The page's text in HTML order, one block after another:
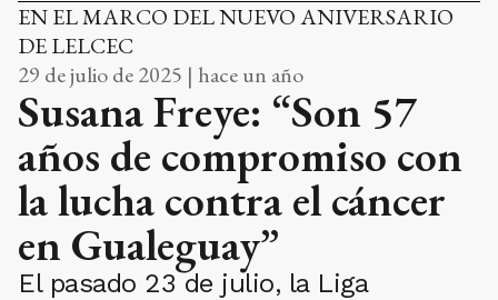
EN EL MARCO DEL NUEVO ANIVERSARIO
DE LELCEC
29 de julio de 2025 | hace un año
Susana Freye: “Son 57
años de compromiso con
la lucha contra el cáncer
en Gualeguay”
El pasado 23 de julio, la Liga